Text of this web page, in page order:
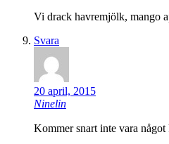
Vi drack havremjölk, mango
Svara
20 april, 2015
Ninelin
Kommer snart inte vara